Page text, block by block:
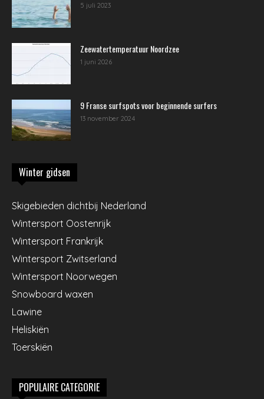
5 juli 2023
Zeewatertemperatuur Noordzee
1 juni 2026
9 Franse surfspots voor beginnende surfers
13 november 2024
Winter gidsen
Skigebieden dichtbij Nederland
Wintersport Oostenrijk
Wintersport Frankrijk
Wintersport Zwitserland
Wintersport Noorwegen
Snowboard waxen
Lawine
Heliskiën
Toerskiën
POPULAIRE CATEGORIE